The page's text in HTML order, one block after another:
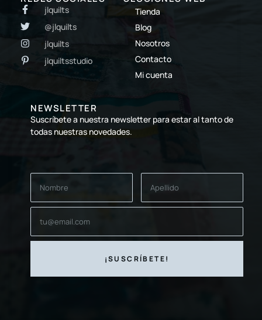
jlquilts
@jlquilts
jlquilts
jlquiltsstudio
Tienda
Blog
Nosotros
Contacto
Mi cuenta
NEWSLETTER
Suscríbete a nuestra newsletter para estar al tanto de
todas nuestras novedades.